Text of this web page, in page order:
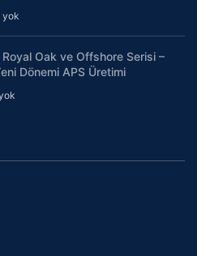
yok
Oak ve Offshore Serisi –
Dönemi APS Üretimi